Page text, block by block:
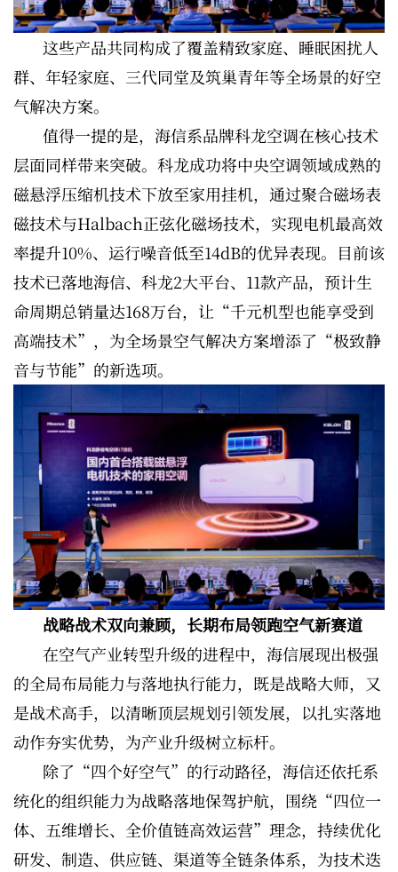
这些产品共同构成了覆盖精致家庭、睡眠困扰人
群、年轻家庭、三代同堂及筑巢青年等全场景的好空
气解决方案。
值得一提的是，海信系品牌科龙空调在核心技术
层面同样带来突破。科龙成功将中央空调领域成熟的
磁悬浮压缩机技术下放至家用挂机，通过聚合磁场表
磁技术与Halbach正弦化磁场技术，实现电机最高效
率提升10%、运行噪音低至14dB的优异表现。目前该
技术已落地海信、科龙2大平台、11款产品，预计生
命周期总销量达168万台，让“千元机型也能享受到
高端技术”，为全场景空气解决方案增添了“极致静
音与节能”的新选项。
战略战术双向兼顾，长期布局领跑空气新赛道
在空气产业转型升级的进程中，海信展现出极强
的全局布局能力与落地执行能力，既是战略大师，又
是战术高手，以清晰顶层规划引领发展，以扎实落地
动作夯实优势，为产业升级树立标杆。
除了“四个好空气”的行动路径，海信还依托系
统化的组织能力为战略落地保驾护航，围绕“四位一
体、五维增长、全价值链高效运营”理念，持续优化
研发、制造、供应链、渠道等全链条体系，为技术迭